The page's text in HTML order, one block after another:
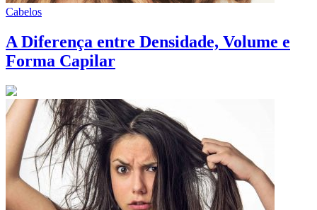
Cabelos
A Diferença entre Densidade, Volume e
Forma Capilar